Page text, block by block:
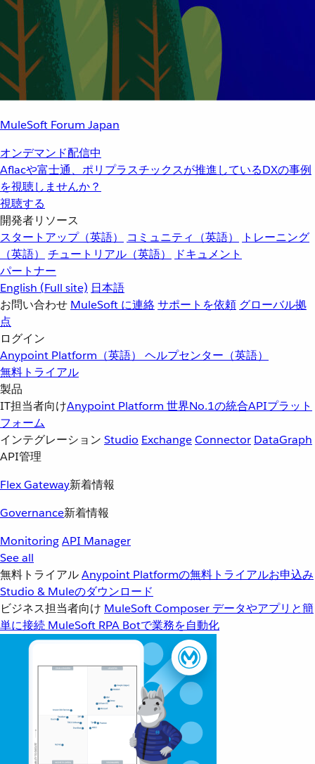
MuleSoft Forum Japan
オンデマンド配信中
Aflacや富士通、ポリプラスチックスが推進しているDXの事例
を視聴しませんか？
視聴する
開発者リソース
スタートアップ（英語）
コミュニティ（英語）
トレーニング
（英語）
チュートリアル（英語）
ドキュメント
パートナー
English (Full site) 日本語
お問い合わせ MuleSoft に連絡サポートを依頼 グローバル拠
点
ログイン
Anypoint Platform（英語） ヘルプセンター（英語）
無料トライアル
製品
IT担当者向けAnypoint Platform 世界No.1の統合APIプラット
フォーム
インテグレーション Studio ExchangeConnector DataGraph
API管理
Flex Gateway新着情報
Governance新着情報
MonitoringAPI Manager
See all
無料トライアルAnypoint Platformの無料トライアルお申込み
Studio & Muleのダウンロード
ビジネス担当者向け MuleSoft Composer データやアプリと簡
単に接続 MuleSoft RPA Botで業務を自動化